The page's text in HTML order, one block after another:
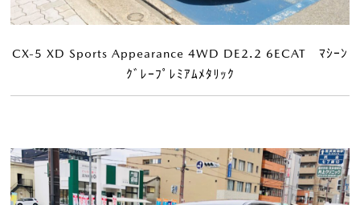
CX-5 XD Sports Appearance 4WD DE2.2 6ECAT ﾏｼｰﾝ
ｸﾞﾚｰﾌﾟﾚﾐｱﾑﾒﾀﾘｯｸ